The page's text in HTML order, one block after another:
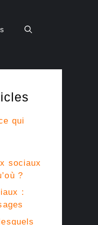
qui
sociaux
?
: